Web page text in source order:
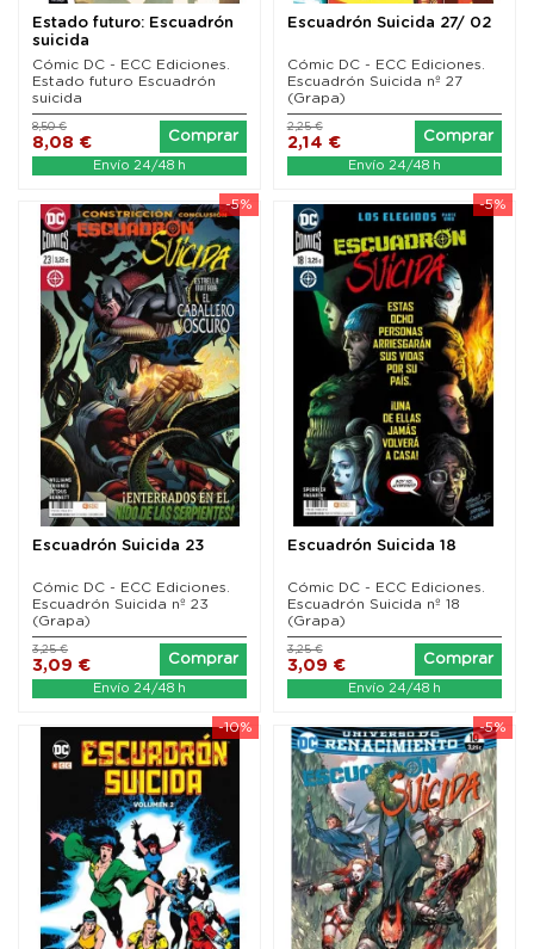
Estado futuro: Escuadrón
suicida
Cómic DC - ECC Ediciones.
Estado futuro Escuadrón
suicida
8,08 €
8,50 €
Comprar
Envío 24/48 h
Escuadrón Suicida 27/ 02
Cómic DC - ECC Ediciones.
Escuadrón Suicida nº 27
(Grapa)
2,14 €
2,25 €
Comprar
Envío 24/48 h
-5%
Escuadrón Suicida 23
Cómic DC - ECC Ediciones.
Escuadrón Suicida nº 23
(Grapa)
3,09 €
3,25 €
Comprar
Envío 24/48 h
-5%
Escuadrón Suicida 18
Cómic DC - ECC Ediciones.
Escuadrón Suicida nº 18
(Grapa)
3,09 €
3,25 €
Comprar
Envío 24/48 h
-10% -5%